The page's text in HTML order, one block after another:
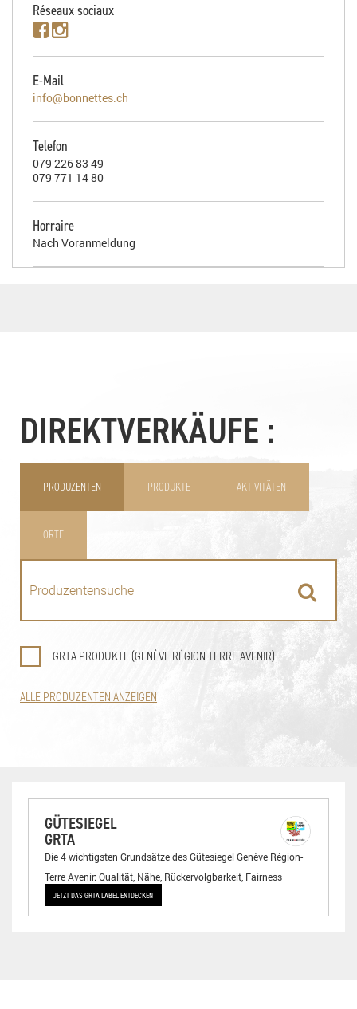
Réseaux sociaux
E-Mail
info@bonnettes.ch
Telefon
079 226 83 49
079 771 14 80
Horraire
Nach Voranmeldung
DIREKTVERKÄUFE :
PRODUZENTEN PRODUKTE AKTIVITÄTEN
ORTE
GRTA PRODUKTE (GENÈVE RÉGION TERRE AVENIR)
ALLE PRODUZENTEN ANZEIGEN
GÜTESIEGEL
GRTA
Die 4 wichtigsten Grundsätze des Gütesiegel Genève Région-
Terre Avenir: Qualität, Nähe, Rückervolgbarkeit, Fairness
JETZT DAS GRTA LABEL ENTDECKEN